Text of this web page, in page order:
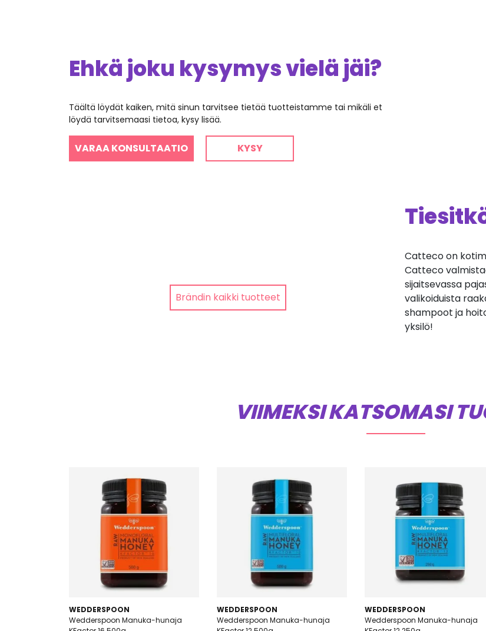
Ehkä joku kysymys vielä jäi?
Täältä löydät kaiken, mitä sinun tarvitsee tietää tuotteistamme tai mikäli et
löydä tarvitsemaasi tietoa, kysy lisää.
VARAA KONSULTAATIO KYSY
Brändin kaikki tuotteet
Catteco on
Catteco
sijaitsevassa
valikoiduista
shampoot ja
yksilö!
VIIMEKSI KATSOMASI
WEDDERSPOON
Wedderspoon Manuka-hunaja
WEDDERSPOON
Wedderspoon Manuka-hunaja
WEDDERSPOON
Wedderspoon Manuka-hunaja